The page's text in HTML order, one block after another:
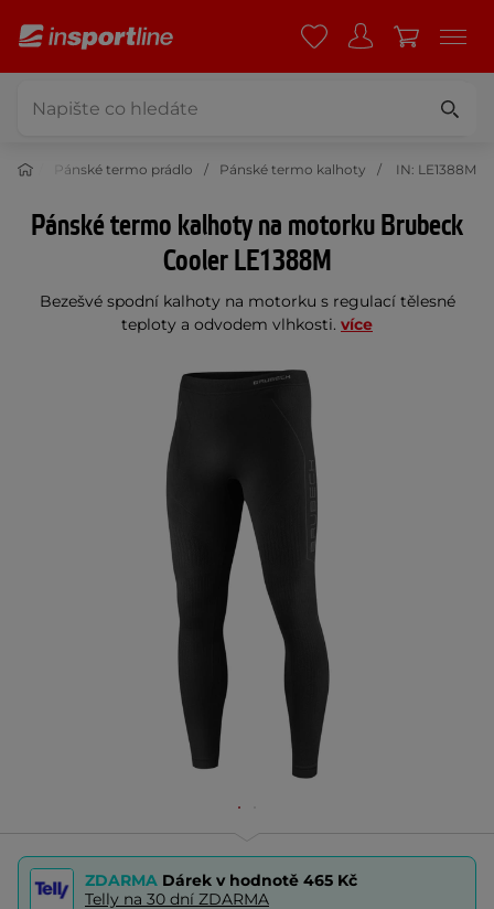
Pánské termo prádlo Pánské termo kalhoty IN: LE1388M
Pánské termo kalhoty na motorku Brubeck
Cooler LE1388M
Bezešvé spodní kalhoty na motorku s regulací tělesné
teploty a odvodem vlhkosti. více
ZDARMA Dárek v hodnotě 465 Kč
Telly na 30 dní ZDARMA